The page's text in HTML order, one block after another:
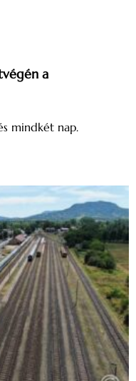
a
mindkét nap.